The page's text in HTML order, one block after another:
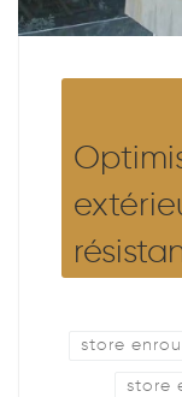
store
store